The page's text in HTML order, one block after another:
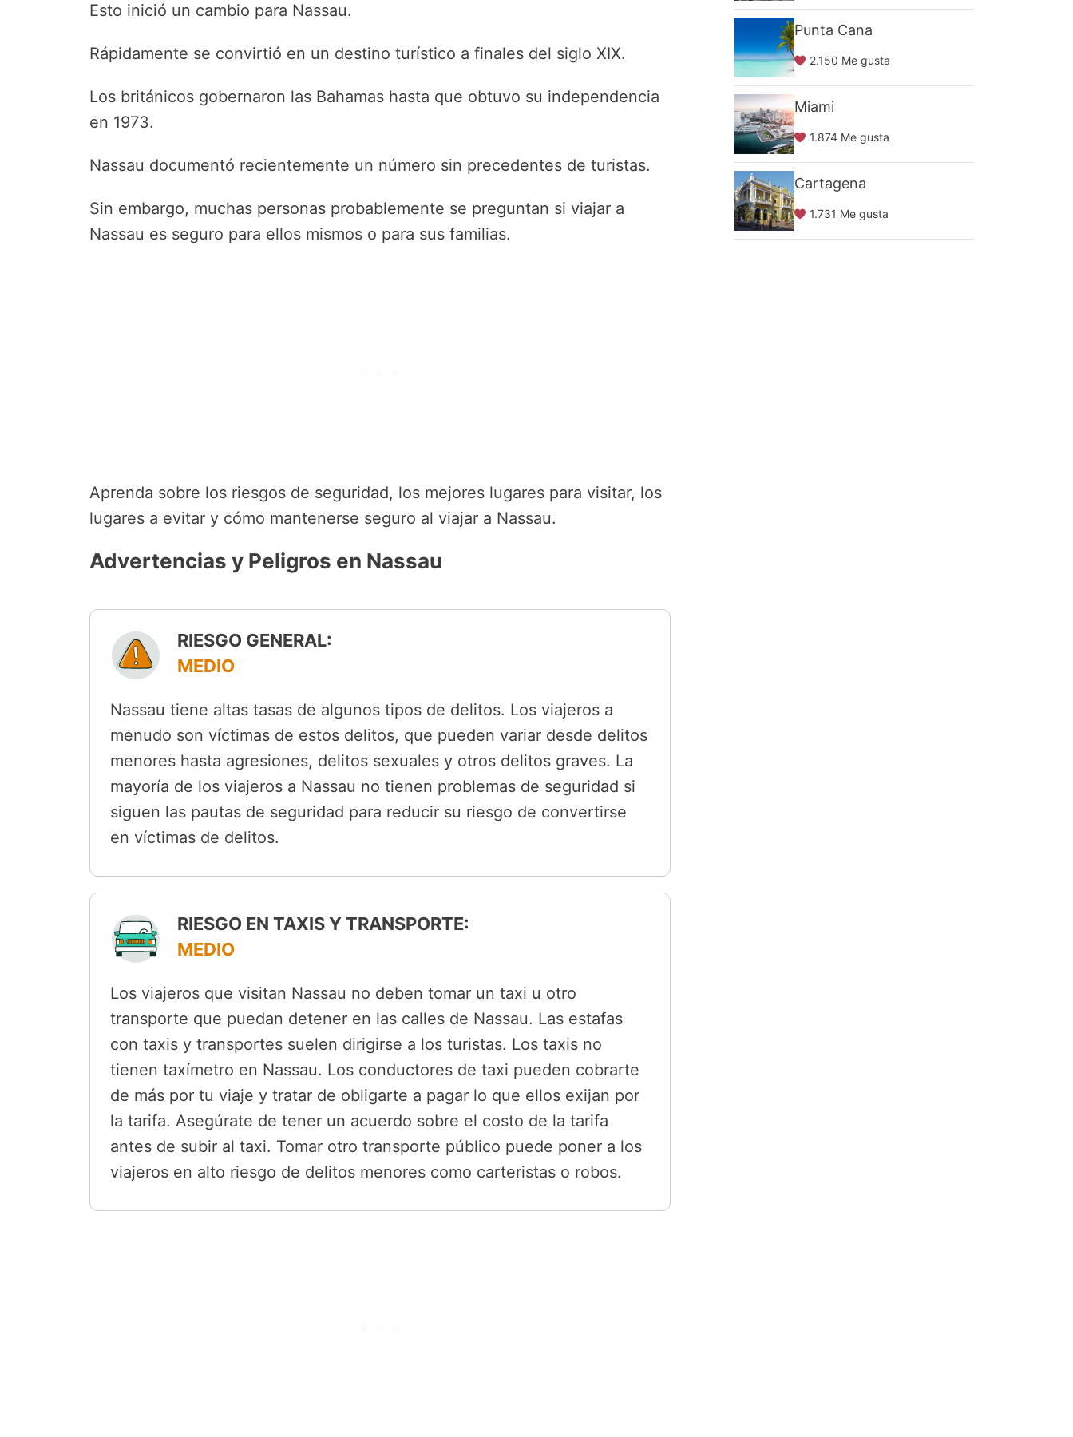
Esto inició un cambio para Nassau.
Rápidamente se convirtió en un destino turístico a finales del siglo XIX.
Los británicos gobernaron las Bahamas hasta que obtuvo su independencia
en 1973.
Nassau documentó recientemente un número sin precedentes de turistas.
Sin embargo, muchas personas probablemente se preguntan si viajar a
Nassau es seguro para ellos mismos o para sus familias.
Aprenda sobre los riesgos de seguridad, los mejores lugares para visitar, los
lugares a evitar y cómo mantenerse seguro al viajar a Nassau.
Advertencias y Peligros en Nassau
RIESGO GENERAL:
MEDIO
Nassau tiene altas tasas de algunos tipos de delitos. Los viajeros a
menudo son víctimas de estos delitos, que pueden variar desde delitos
menores hasta agresiones, delitos sexuales y otros delitos graves. La
mayoría de los viajeros a Nassau no tienen problemas de seguridad si
siguen las pautas de seguridad para reducir su riesgo de convertirse
en víctimas de delitos.
RIESGO EN TAXIS Y TRANSPORTE:
MEDIO
Los viajeros que visitan Nassau no deben tomar un taxi u otro
transporte que puedan detener en las calles de Nassau. Las estafas
con taxis y transportes suelen dirigirse a los turistas. Los taxis no
tienen taxímetro en Nassau. Los conductores de taxi pueden cobrarte
de más por tu viaje y tratar de obligarte a pagar lo que ellos exijan por
la tarifa. Asegúrate de tener un acuerdo sobre el costo de la tarifa
antes de subir al taxi. Tomar otro transporte público puede poner a los
viajeros en alto riesgo de delitos menores como carteristas o robos.
Punta Cana
2.150 Me gusta
Miami
1.874 Me gusta
Cartagena
1.731 Me gusta